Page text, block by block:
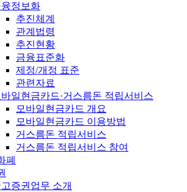
융정보화
추진체계
관계법령
추진현황
금융표준화
제정/개정 표준
관련자료
바일현금카드·거스름돈 적립서비스
모바일현금카드 개요
모바일현금카드 이용방법
거스름돈 적립서비스
거스름돈 적립서비스 참여
폐
증권업무 소개